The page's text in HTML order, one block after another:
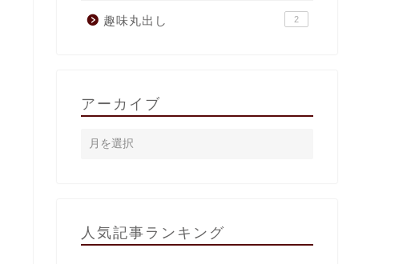
趣味丸出し 2
アーカイブ
人気記事ランキング